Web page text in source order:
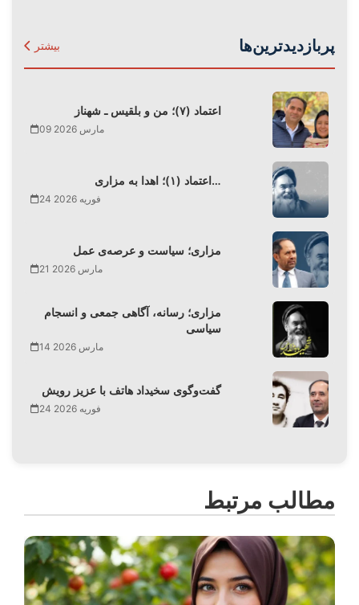
پربازدیدترین‌ها بیشتر
اعتماد (۷)؛ من و بلقیس ـ شهناز
09 مارس 2026
اعتماد (۱)؛ اهدا به مزاری…
24 فوریه 2026
مزاری؛ سیاست و عرصه‌ی عمل
21 مارس 2026
مزاری؛ رسانه، آگاهی جمعی و انسجام
سیاسی
14 مارس 2026
گفت‌وگوی سخیداد هاتف با عزیز رویش
24 فوریه 2026
مطالب مرتبط